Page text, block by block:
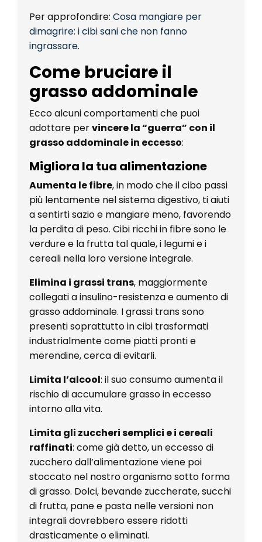
Per approfondire: Cosa mangiare per
dimagrire: i cibi sani che non fanno
ingrassare.
Come bruciare il
grasso addominale
Ecco alcuni comportamenti che puoi
adottare pervincere la “guerra” con il
grasso addominale in eccesso:
Migliora la tua alimentazione
Aumenta le fibre, in modo che il cibo passi
più lentamente nel sistema digestivo, ti aiuti
a sentirti sazio e mangiare meno, favorendo
la perdita di peso. Cibi ricchi in fibre sono le
verdure e la frutta tal quale, i legumi e i
cereali nella loro versione integrale.
Elimina i grassi trans, maggiormente
collegati a insulino-resistenza e aumento di
grasso addominale. I grassi trans sono
presenti soprattutto in cibi trasformati
industrialmente come piatti pronti e
merendine, cerca di evitarli.
Limita l’alcool: il suo consumo aumenta il
rischio di accumulare grasso in eccesso
intorno alla vita.
Limita gli zuccheri semplici e i cereali
raffinati: come già detto, un eccesso di
zucchero dall’alimentazione viene poi
stoccato nel nostro organismo sotto forma
di grasso. Dolci, bevande zuccherate, succhi
di frutta, pane e pasta nelle versioni non
integrali dovrebbero essere ridotti
drasticamente o eliminati.